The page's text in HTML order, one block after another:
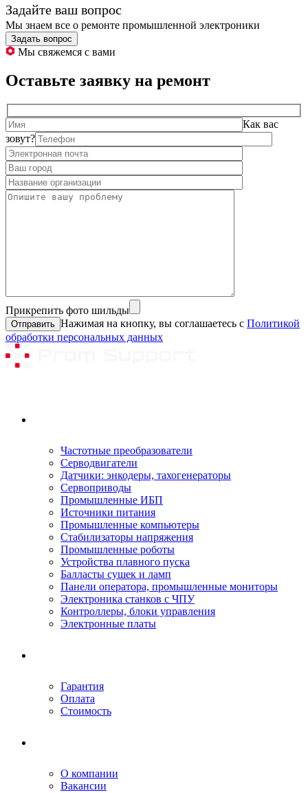
Задайте ваш вопрос
Мы знаем все о ремонте промышленной электроники
Задать вопрос
Мы свяжемся с вами
Оставьте заявку на ремонт
Как вас
зовут?
Прикрепить фото шильды
Нажимая на кнопку, вы соглашаетесь с Политикой
обработки персональных данных
Частотные преобразователи
Серводвигатели
Датчики: энкодеры, тахогенераторы
Сервоприводы
Промышленные ИБП
Источники питания
Промышленные компьютеры
Стабилизаторы напряжения
Промышленные роботы
Устройства плавного пуска
Балласты сушек и ламп
Панели оператора, промышленные мониторы
Электроника станков с ЧПУ
Контроллеры, блоки управления
Электронные платы
Гарантия
Оплата
Стоимость
О компании
Вакансии